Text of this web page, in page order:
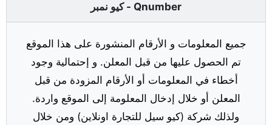
كيو نمبر - Qnumber
جميع المعلومات و الأرقام المنشورة على هذا الموقع
تم الحصول عليها من قبل المعلن. و إحتمالية وجود
أخطاء في المعلومات أو الأرقام المزودة من قبل
المعلن أو خلال إدخال المعلومة إلى الموقع واردة.
ولذلك شركة (كيو سيل للتجارة اونلاين) ومن خلال